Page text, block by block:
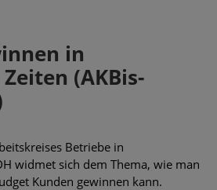
in
(AKBis-
Betriebe in
widmet sich dem Thema, wie man
Kunden gewinnen kann.